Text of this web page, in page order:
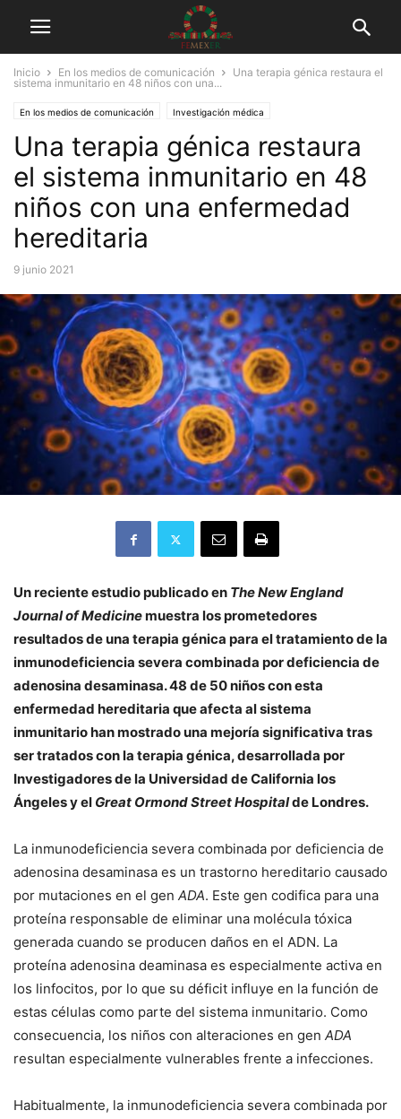
Inicio En los medios de comunicación
Una terapia génica restaura el
sistema inmunitario en 48 niños con una...
En los medios de comunicación Investigación médica
Una terapia génica restaura
el sistema inmunitario en 48
niños con una enfermedad
hereditaria
9 junio 2021
Un reciente estudio publicado en The New England
Journal of Medicinemuestra los prometedores
resultados de una terapia génica para el tratamiento de la
inmunodeficiencia severa combinada por deficiencia de
adenosina desaminasa. 48 de 50 niños con esta
enfermedad hereditaria que afecta al sistema
inmunitario han mostrado una mejoría significativa tras
ser tratados con la terapia génica, desarrollada por
Investigadores de la Universidad de California los
Ángeles y el Great Ormond Street Hospitalde Londres.
La inmunodeficiencia severa combinada por deficiencia de
adenosina desaminasa es un trastorno hereditario causado
por mutaciones en el gen ADA. Este gen codifica para una
proteína responsable de eliminar una molécula tóxica
generada cuando se producen daños en el ADN. La
proteína adenosina deaminasa es especialmente activa en
los linfocitos, por lo que su déficit influye en la función de
estas células como parte del sistema inmunitario. Como
consecuencia, los niños con alteraciones en gen ADA
resultan especialmente vulnerables frente a infecciones.
Habitualmente, la inmunodeficiencia severa combinada por